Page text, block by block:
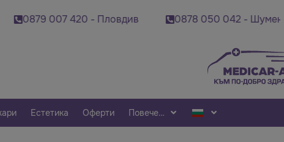
007 420 - Пловдив 0878 050 042 - Шумен
Естетика Оферти Повече…